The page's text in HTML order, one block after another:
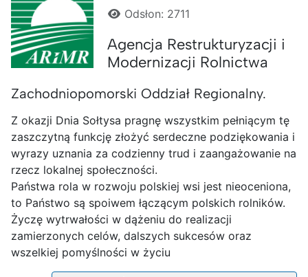
Odsłon: 2711
Agencja Restrukturyzacji i
Modernizacji Rolnictwa
Zachodniopomorski Oddział Regionalny.
Z okazji Dnia Sołtysa pragnę wszystkim pełniącym tę
zaszczytną funkcję złożyć serdeczne podziękowania i
wyrazy uznania za codzienny trud i zaangażowanie na
rzecz lokalnej społeczności.
Państwa rola w rozwoju polskiej wsi jest nieoceniona,
to Państwo są spoiwem łączącym polskich rolników.
Życzę wytrwałości w dążeniu do realizacji
zamierzonych celów, dalszych sukcesów oraz
wszelkiej pomyślności w życiu